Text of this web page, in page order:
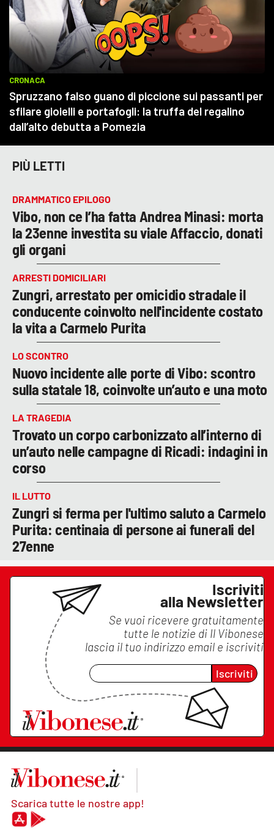
PIÙ LETTI
DRAMMATICO EPILOGO
Vibo, non ce l’ha fatta Andrea Minasi: morta
la 23enne investita su viale Affaccio, donati
gli organi
ARRESTI DOMICILIARI
Zungri, arrestato per omicidio stradale il
conducente coinvolto nell'incidente costato
la vita a Carmelo Purita
LO SCONTRO
Nuovo incidente alle porte di Vibo: scontro
sulla statale 18, coinvolte un’auto e una moto
LA TRAGEDIA
Trovato un corpo carbonizzato all’interno di
un’auto nelle campagne di Ricadi: indagini in
corso
IL LUTTO
Zungri si ferma per l'ultimo saluto a Carmelo
Purita: centinaia di persone ai funerali del
27enne
Iscriviti
alla Newsletter
Se vuoi ricevere gratuitamente
tutte le notizie di Il Vibonese
lascia il tuo indirizzo email e iscriviti
Iscriviti
Scarica tutte le nostre app!